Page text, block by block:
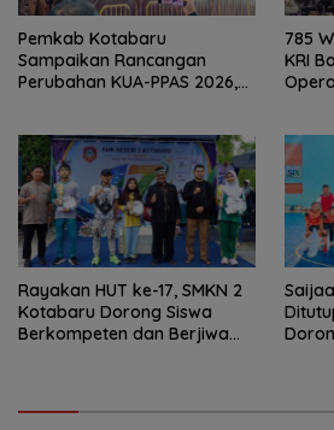
Pemkab Kotabaru
Sampaikan Rancangan
Perubahan KUA-PPAS 2026,
785
KRI
Rayakan HUT ke-17, SMKN 2
Kotabaru Dorong Siswa
Berkompeten dan Berjiwa